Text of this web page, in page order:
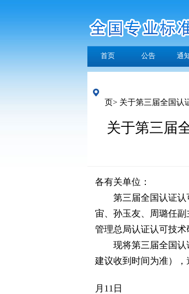
首页 公告 通
页> 关于第三届全国认
关于第三届
各有关单位：
第三届全国认证认
宙、孙玉友、周璐任
管理总局认证认可技术
现将第三届全国
建议收到时间为准），
月11日